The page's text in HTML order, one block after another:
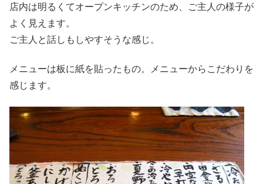
店内は明るくてオープンキッチンのため、ご主人の様子が
よく見えます。
ご主人と話しもしやすそうな感じ。
メニューは板に紙を貼ったもの。メニューからこだわりを
感じます。